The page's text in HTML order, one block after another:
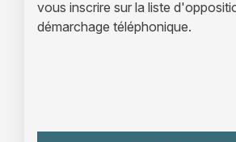
vous inscrire sur la liste
démarchage téléphonique.